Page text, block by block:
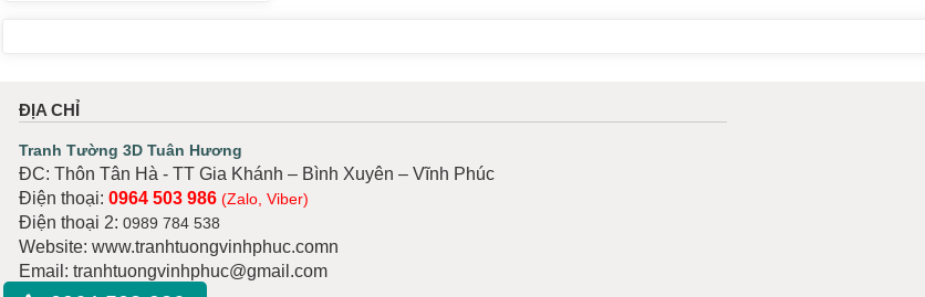
ĐỊA CHỈ
Tranh Tường 3D Tuân Hương
ĐC: Thôn Tân Hà - TT Gia Khánh – Bình Xuyên – Vĩnh Phúc
Điện thoại: 0964 503 986 (Zalo, Viber)
Điện thoại 2: 0989 784 538
Website: www.tranhtuongvinhphuc.comn
Email: tranhtuongvinhphuc@gmail.com